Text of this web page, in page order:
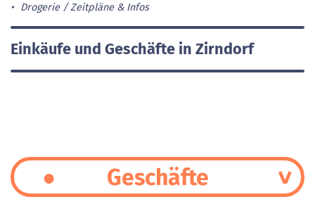
Drogerie Zeitpläne & Infos
Einkäufe und Geschäfte in Zirndorf
Geschäfte